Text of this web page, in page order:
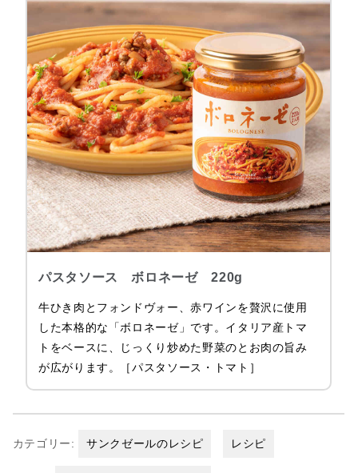
パスタソース ボロネーゼ 220g
牛ひき肉とフォンドヴォー、赤ワインを贅沢に使用
した本格的な「ボロネーゼ」です。イタリア産トマ
トをベースに、じっくり炒めた野菜のとお肉の旨み
が広がります。［パスタソース・トマト］
カテゴリー: サンクゼールのレシピ レシピ